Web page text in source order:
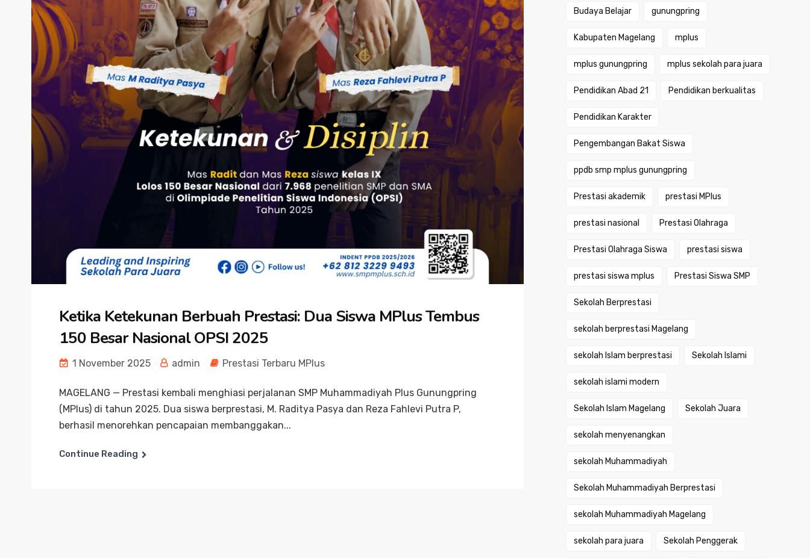
Ketika Ketekunan Berbuah Prestasi: Dua Siswa MPlus Tembus
150 Besar Nasional OPSI 2025
1 November 2025 admin Prestasi Terbaru MPlus
MAGELANG — Prestasi kembali menghiasi perjalanan SMP Muhammadiyah Plus Gunungpring
(MPlus) di tahun 2025. Dua siswa berprestasi, M. Raditya Pasya dan Reza Fahlevi Putra P,
berhasil menorehkan pencapaian membanggakan...
Continue Reading
Budaya Belajar gunungpring
Kabupaten Magelang mplus
mplus gunungpring mplus sekolah para juara
Pendidikan Abad 21 Pendidikan berkualitas
Pendidikan Karakter
Pengembangan Bakat Siswa
ppdb smp mplus gunungpring
Prestasi akademik prestasi MPlus
prestasi nasional Prestasi Olahraga
Prestasi Olahraga Siswa prestasi siswa
prestasi siswa mplus Prestasi Siswa SMP
Sekolah Berprestasi
sekolah berprestasi Magelang
sekolah Islam berprestasi Sekolah Islami
sekolah islami modern
Sekolah Islam Magelang Sekolah Juara
sekolah menyenangkan
sekolah Muhammadiyah
Sekolah Muhammadiyah Berprestasi
sekolah Muhammadiyah Magelang
sekolah para juara Sekolah Penggerak